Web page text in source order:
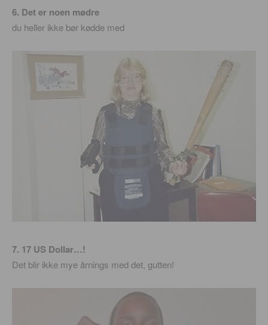
6. Det er noen mødre
du heller ikke bør kødde med
7. 17 US Dollar…!
Det blir ikke mye årnings med det, gutten!